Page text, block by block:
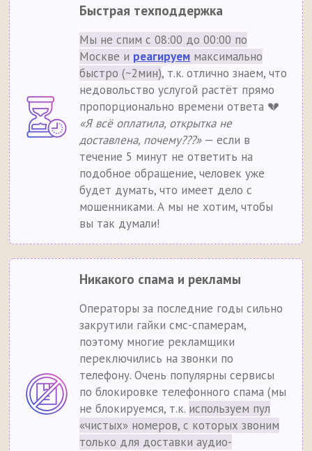
Быстрая техподдержка
Мы не спим с 08:00 до 00:00 по
Москве и реагируем максимально
быстро (~2мин), т.к. отлично знаем, что
недовольство услугой растёт прямо
пропорционально времени ответа 💔
«Я всё оплатила, открытка не
доставлена, почему???»— если в
течение 5 минут не ответить на
подобное обращение, человек уже
будет думать, что имеет дело с
мошенниками. А мы не хотим, чтобы
вы так думали!
Никакого спама и рекламы
Операторы за последние годы сильно
закрутили гайки смс-спамерам,
поэтому многие рекламщики
переключились на звонки по
телефону. Очень популярны сервисы
по блокировке телефонного спама (мы
не блокируемся, т.к. используем пул
«чистых» номеров, с которых звоним
только для доставки аудио-